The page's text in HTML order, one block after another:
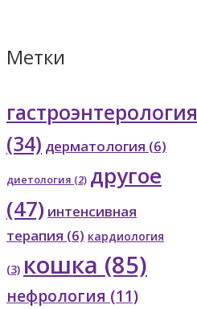
Метки
гастроэнтерология
(34) дерматология (6)
диетология (2) другое
(47) интенсивная
терапия (6) кардиология
(3) кошка (85)
нефрология (11)